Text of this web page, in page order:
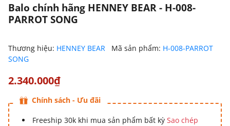
Balo chính hãng HENNEY BEAR - H-008-
PARROT SONG
Thương hiệu: HENNEY BEAR Mã sản phẩm: H-008-PARROT
SONG
2.340.000₫
Chính sách - Ưu đãi
Freeship 30k khi mua sản phẩm bất kỳ Sao chép